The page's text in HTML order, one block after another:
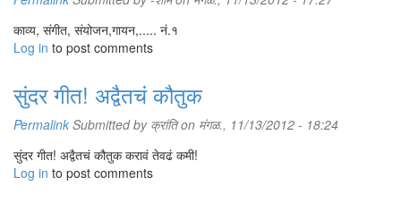
काव्य, संगीत, संयोजन,गायन,..... नं.१
Log in to post comments
सुंदर गीत! अद्वैतचं कौतुक
Permalink Submitted by क्रांतिon मंगळ., 11/13/2012 - 18:24
सुंदर गीत! अद्वैतचं कौतुक करावं तेवढं कमी!
Log in to post comments